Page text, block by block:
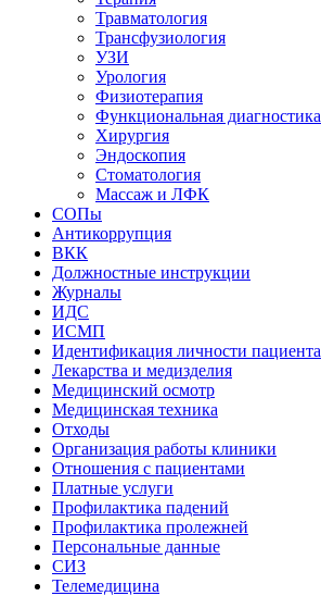
Травматология
Трансфузиология
УЗИ
Урология
Физиотерапия
Функциональная диагностика
Хирургия
Эндоскопия
Стоматология
Массаж и ЛФК
СОПы
Антикоррупция
ВКК
Должностные инструкции
Журналы
ИДС
ИСМП
Идентификация личности пациента
Лекарства и медизделия
Медицинский осмотр
Медицинская техника
Отходы
Организация работы клиники
Отношения с пациентами
Платные услуги
Профилактика падений
Профилактика пролежней
Персональные данные
СИЗ
Телемедицина